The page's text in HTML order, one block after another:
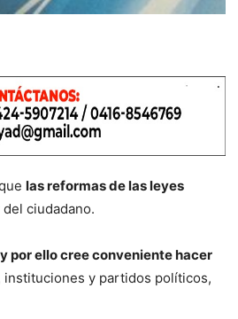
las reformas de las leyes
ciudadano.
por ello cree conveniente hacer
instituciones y partidos políticos,